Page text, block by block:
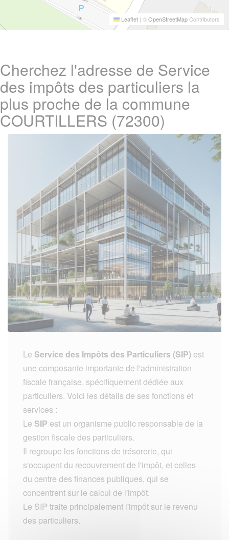
Leaflet | ©OpenStreetMapContributors
Cherchez l'adresse de Service
des impôts des particuliers la
plus proche de la commune
COURTILLERS (72300)
Le Service des Impôts des Particuliers (SIP) est
une composante importante de l'administration
fiscale française, spécifiquement dédiée aux
particuliers. Voici les détails de ses fonctions et
services :
Le SIP est un organisme public responsable de la
gestion fiscale des particuliers.
Il regroupe les fonctions de trésorerie, qui
s'occupent du recouvrement de l'impôt, et celles
du centre des finances publiques, qui se
concentrent sur le calcul de l'impôt.
Le SIP traite principalement l'impôt sur le revenu
des particuliers.